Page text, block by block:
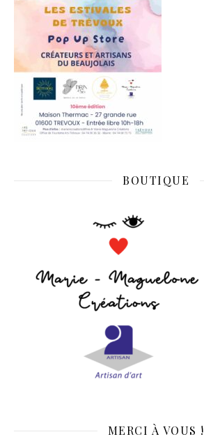
BOUTIQUE
MERCI À VOUS !